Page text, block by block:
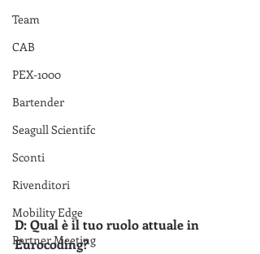
Team
CAB
PEX-1000
Bartender
Seagull Scientifc
Sconti
Rivenditori
Mobility Edge
Partner Meeting
D: Qual è il tuo ruolo attuale in
Eurocoding?